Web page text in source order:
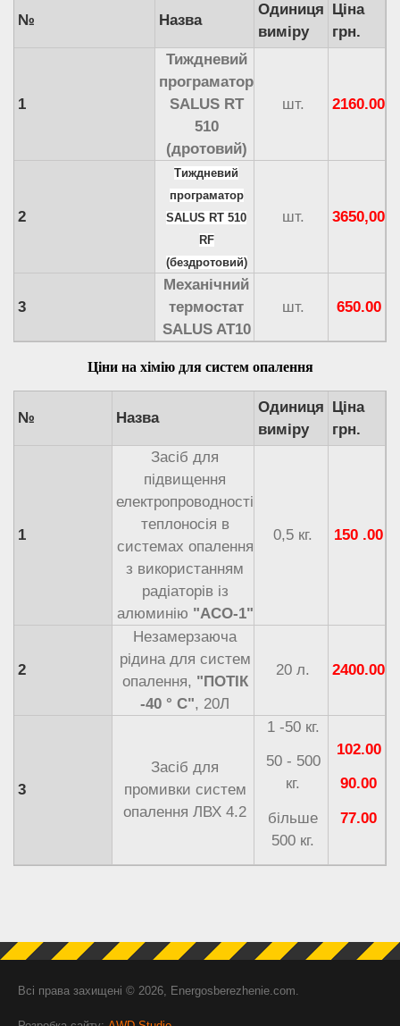
тривалість
годин
При температурі
опалення
у системі
м 9 12 15
температури
С
елементів
шт.
кг
грн. 4850 5250
№ Назва
Одиниця
виміру
Ціна
грн.
1
Тиждневий
програматор
SALUS RT
510
(дротовий)
шт. 2160.00
2
Тиждневий
програматор
SALUS RT 510
RF
(бездротовий)
шт. 3650,00
3
Механічний
термостат
SALUS AT10
шт. 650.00
Ціни на хімію для систем опалення
№ Назва
Одиниця
виміру
Ціна
грн.
1
Засіб для
підвищення
електропроводності
теплоносія в
системах опалення
з використанням
радіаторів із
алюминію "АСО-1"
0,5 кг. 150 .00
2
Незамерзаюча
рідина для систем
опалення, "ПОТІК
-40 ° С", 20Л
20 л. 2400.00
3
Засіб для
промивки систем
опалення ЛВХ 4.2
1 -50 кг.
50 - 500
кг.
більше
500 кг.
102.00
90.00
77.00
Всі права захищені © 2026, Energosberezhenie.com.